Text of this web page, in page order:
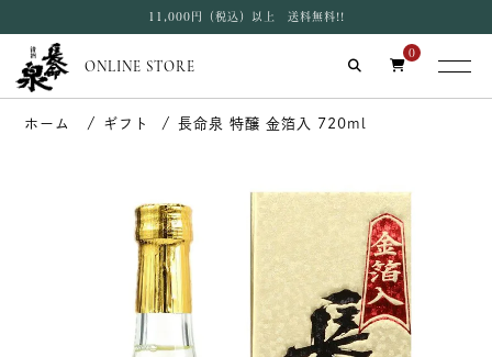
11,000円（税込）以上 送料無料!!
ONLINE STORE
0
ギフト 長命泉 特醸 金箔入 720ml